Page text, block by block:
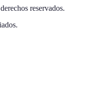
reservados.